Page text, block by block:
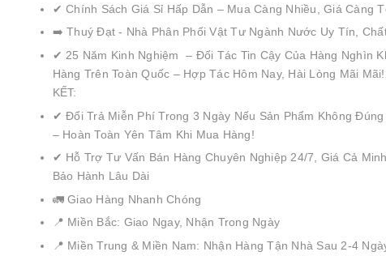
✔ Chính Sách Giá Sỉ Hấp Dẫn – Mua Càng Nhiều, Giá Càng
➡️ Thuý Đạt - Nhà Phân Phối Vật Tư Ngành Nước Uy Tín,
✔ 25 Năm Kinh Nghiệm – Đối Tác Tin Cậy Của Hàng Nghìn
Hàng Trên Toàn Quốc – Hợp Tác Hôm Nay, Hài Lòng Mãi Mãi!
KẾT:
✔ Đổi Trả Miễn Phí Trong 3 Ngày Nếu Sản Phẩm Không Đúng
– Hoàn Toàn Yên Tâm Khi Mua Hàng!
✔ Hỗ Trợ Tư Vấn Bán Hàng Chuyên Nghiệp 24/7, Giá Cả Minh
Bảo Hành Lâu Dài
🚛 Giao Hàng Nhanh Chóng
📍 Miền Bắc: Giao Ngay, Nhận Trong Ngày
📍 Miền Trung & Miền Nam: Nhận Hàng Tận Nhà Sau 2-4